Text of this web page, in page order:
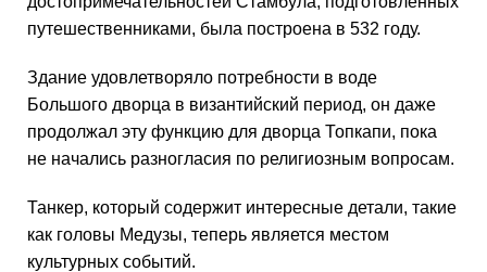
путешественниками, была построена в 532 году.
Здание удовлетворяло потребности в воде
Большого дворца в византийский период, он даже
продолжал эту функцию для дворца Топкапи, пока
не начались разногласия по религиозным вопросам.
Танкер, который содержит интересные детали, такие
как головы Медузы, теперь является местом
культурных событий.